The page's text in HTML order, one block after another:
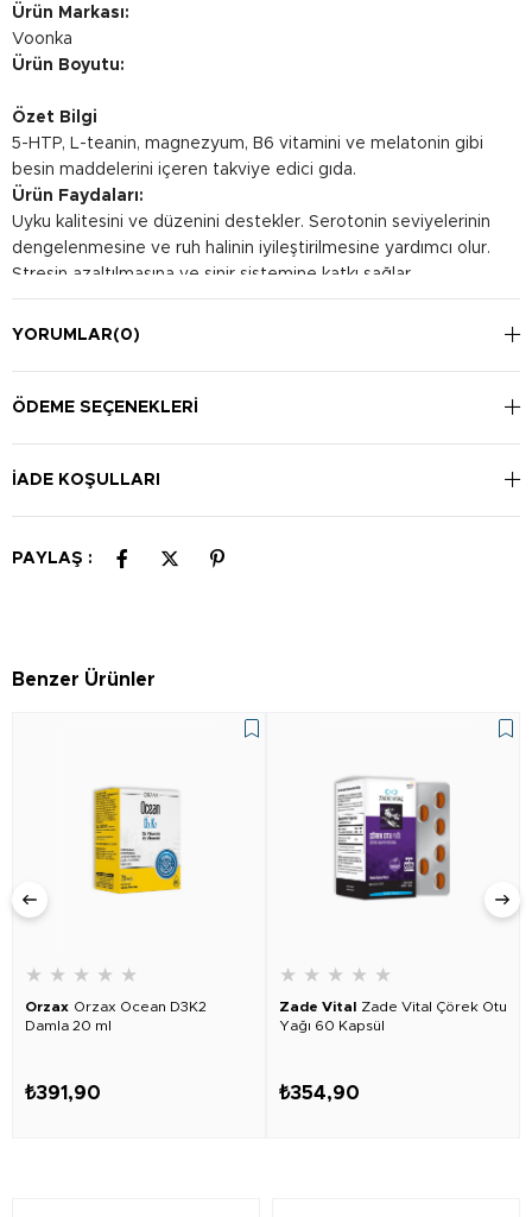
Ürün Markası:
Voonka
Ürün Boyutu:
Özet Bilgi
5-HTP, L-teanin, magnezyum, B6 vitamini ve melatonin gibi
besin maddelerini içeren takviye edici gıda.
Ürün Faydaları:
Uyku kalitesini ve düzenini destekler. Serotonin seviyelerinin
dengelenmesine ve ruh halinin iyileştirilmesine yardımcı olur.
Stresin azaltılmasına ve sinir sistemine katkı sağlar.
Kullanım Şekli:
Yetişkinler için önerilen kullanım şekli, günde 1 kapsül olarak
YORUMLAR(0)
ÖDEME SEÇENEKLERI
İADE KOŞULLARI
PAYLAŞ :
Benzer Ürünler
★ ★ ★ ★ ★
Orzax Orzax Ocean D3K2
Damla 20 ml
₺391,90
★ ★ ★ ★ ★
Zade Vital Zade Vital Çörek Otu
Yağı 60 Kapsül
₺354,90